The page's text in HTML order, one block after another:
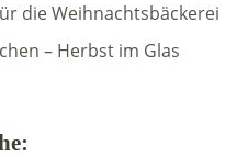
die Weihnachtsbäckerei
– Herbst im Glas